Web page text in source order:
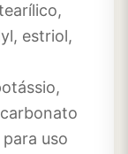
estriol,
uso